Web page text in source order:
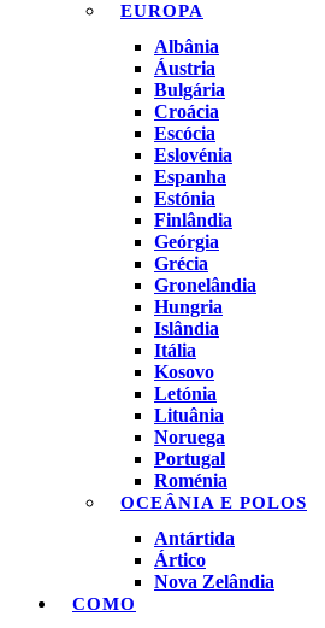
EUROPA
Albânia
Áustria
Bulgária
Croácia
Escócia
Eslovénia
Espanha
Estónia
Finlândia
Geórgia
Grécia
Gronelândia
Hungria
Islândia
Itália
Kosovo
Letónia
Lituânia
Noruega
Portugal
Roménia
OCEÂNIA E POLOS
Antártida
Ártico
Nova Zelândia
COMO